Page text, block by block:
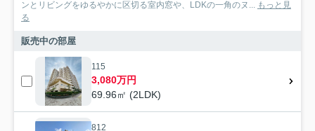
ンとリビングをゆるやかに区切る室内窓や、LDKの一角のヌ... もっと見
る
販売中の部屋
115
3,080万円
69.96㎡ (2LDK)
812